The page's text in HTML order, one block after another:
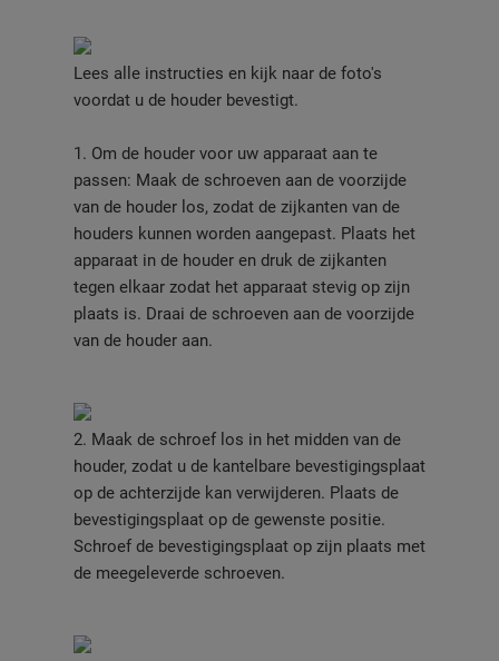
Lees alle instructies en kijk naar de foto's
voordat u de houder bevestigt.
1. Om de houder voor uw apparaat aan te
passen: Maak de schroeven aan de voorzijde
van de houder los, zodat de zijkanten van de
houders kunnen worden aangepast. Plaats het
apparaat in de houder en druk de zijkanten
tegen elkaar zodat het apparaat stevig op zijn
plaats is. Draai de schroeven aan de voorzijde
van de houder aan.
2. Maak de schroef los in het midden van de
houder, zodat u de kantelbare bevestigingsplaat
op de achterzijde kan verwijderen. Plaats de
bevestigingsplaat op de gewenste positie.
Schroef de bevestigingsplaat op zijn plaats met
de meegeleverde schroeven.